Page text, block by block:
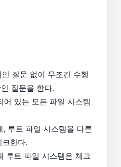
질문 없이 무조건 수행
질문을 한다.
있는 모든 파일 시스템
루트 파일 시스템을 다른
한다.
루트 파일 시스템은 체크